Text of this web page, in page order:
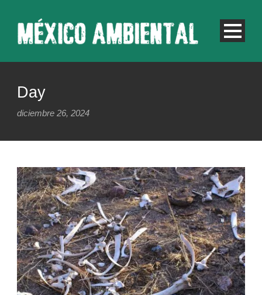
Day
diciembre 26, 2024